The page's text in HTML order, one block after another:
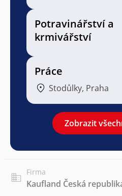
Potravinářství a
krmivářství
Práce
Stodůlky, Praha
Zobrazit
Firma
Kaufland Česká